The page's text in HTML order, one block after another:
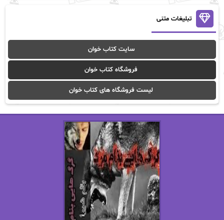
آنالیا
آوا موسوی آیدا (Aixi)
آیدا باقری آیسان صادقی
ا_اصغر زاده ا_اصغرزاده
اریک مورگنشترن از نیلوفر لاری
استل مسکم
اصغر زاده
اکرم محمدی
الف صاد
الکساندر دوما
تبلیغات متنی
سایت کتاب خوان
فروشگاه کتاب خوان
لیست فروشگاه های کتاب خوان